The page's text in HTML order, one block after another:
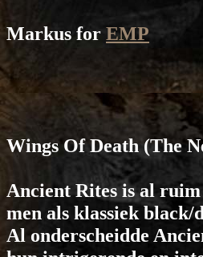
Markus for EMP
Wings Of Death(The
Ancient Rites is al
men als klassiek
Al onderscheidde